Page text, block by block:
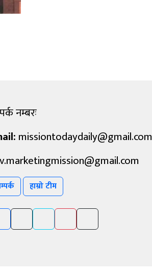
नम्बरः
missiontodaydaily@gmail.com
हाम्रो टीम